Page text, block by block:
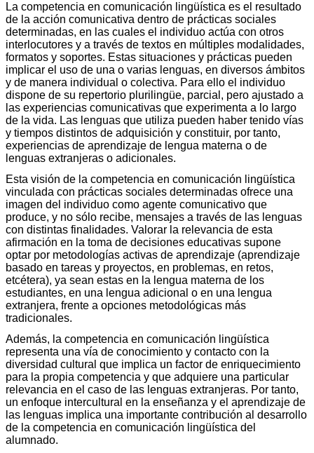
La competencia en comunicación lingüística es el resultado
de la acción comunicativa dentro de prácticas sociales
determinadas, en las cuales el individuo actúa con otros
interlocutores y a través de textos en múltiples modalidades,
formatos y soportes. Estas situaciones y prácticas pueden
implicar el uso de una o varias lenguas, en diversos ámbitos
y de manera individual o colectiva. Para ello el individuo
dispone de su repertorio plurilingüe, parcial, pero ajustado a
las experiencias comunicativas que experimenta a lo largo
de la vida. Las lenguas que utiliza pueden haber tenido vías
y tiempos distintos de adquisición y constituir, por tanto,
experiencias de aprendizaje de lengua materna o de
lenguas extranjeras o adicionales.
Esta visión de la competencia en comunicación lingüística
vinculada con prácticas sociales determinadas ofrece una
imagen del individuo como agente comunicativo que
produce, y no sólo recibe, mensajes a través de las lenguas
con distintas finalidades. Valorar la relevancia de esta
afirmación en la toma de decisiones educativas supone
optar por metodologías activas de aprendizaje (aprendizaje
basado en tareas y proyectos, en problemas, en retos,
etcétera), ya sean estas en la lengua materna de los
estudiantes, en una lengua adicional o en una lengua
extranjera, frente a opciones metodológicas más
tradicionales.
Además, la competencia en comunicación lingüística
representa una vía de conocimiento y contacto con la
diversidad cultural que implica un factor de enriquecimiento
para la propia competencia y que adquiere una particular
relevancia en el caso de las lenguas extranjeras. Por tanto,
un enfoque intercultural en la enseñanza y el aprendizaje de
las lenguas implica una importante contribución al desarrollo
de la competencia en comunicación lingüística del
alumnado.